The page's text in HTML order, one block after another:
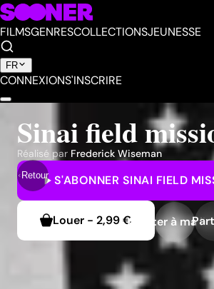
FILMSGENRESCOLLECTIONSJEUNESSE
FR
CONNEXIONS'INSCRIRE
Retour
Sinai field
Réalisé par Frederick Wiseman
S'ABONNER SINAI FIELD
Louer - 2,99 €Ajouter à ma